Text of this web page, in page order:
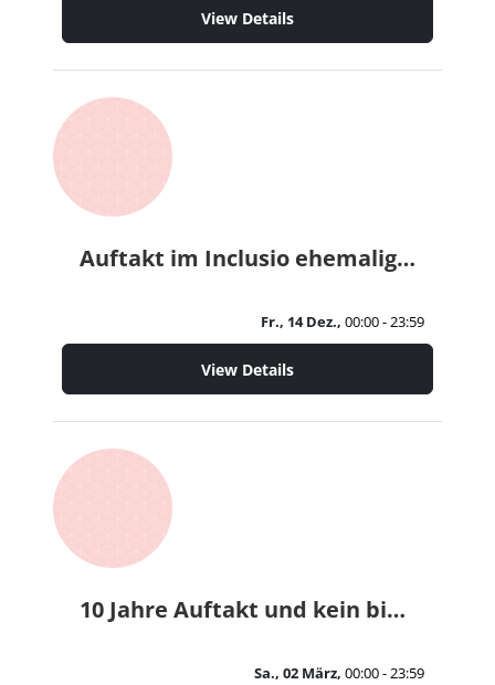
View Details
Auftakt im Inclusio ehemaligen Schülern der Rurtal-Schuleein
Fr., 14 Dez.,00:00 - 23:59
View Details
10 Jahre Auftakt und kein bisschen leise...
Sa., 02 März,00:00 - 23:59